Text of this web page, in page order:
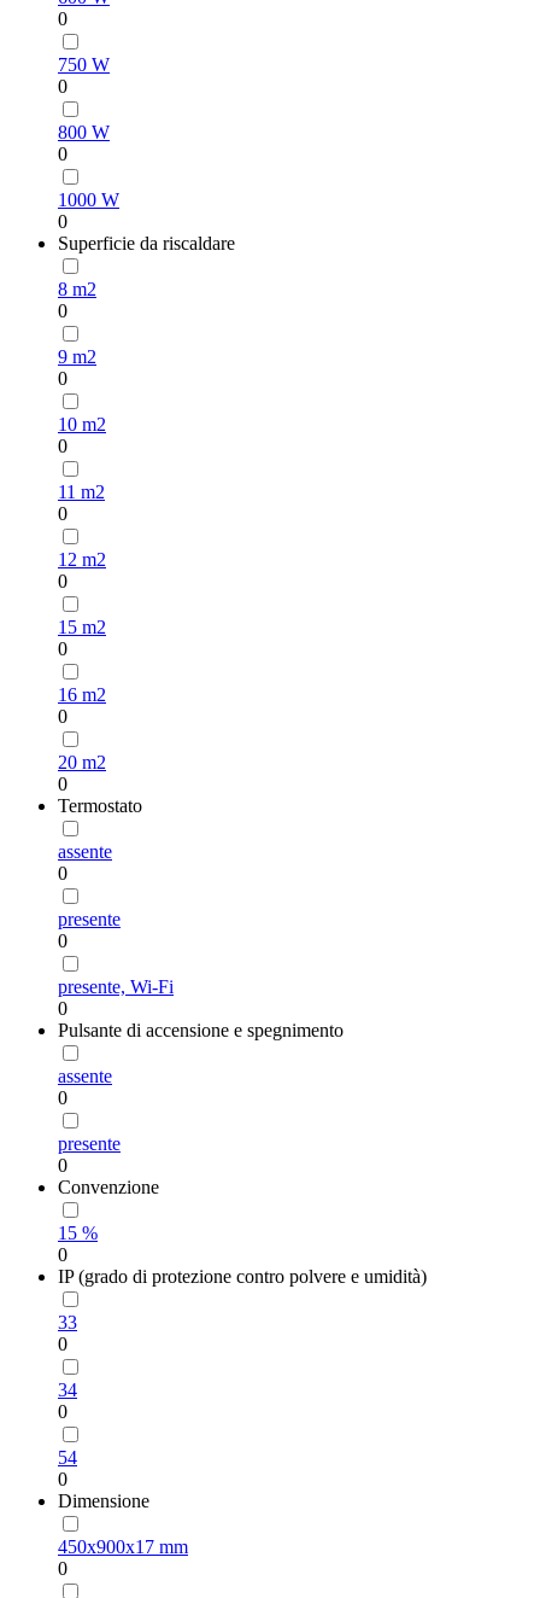
0
750 W
0
800 W
0
1000 W
0
Superficie da riscaldare
8 m2
0
9 m2
0
10 m2
0
11 m2
0
12 m2
0
15 m2
0
16 m2
0
20 m2
0
Termostato
assente
0
presente
0
presente, Wi-Fi
0
Pulsante di accensione e spegnimento
assente
0
presente
0
Convenzione
15 %
0
IP (grado di protezione contro polvere e umidità)
33
0
34
0
54
0
Dimensione
450х900х17 mm
0